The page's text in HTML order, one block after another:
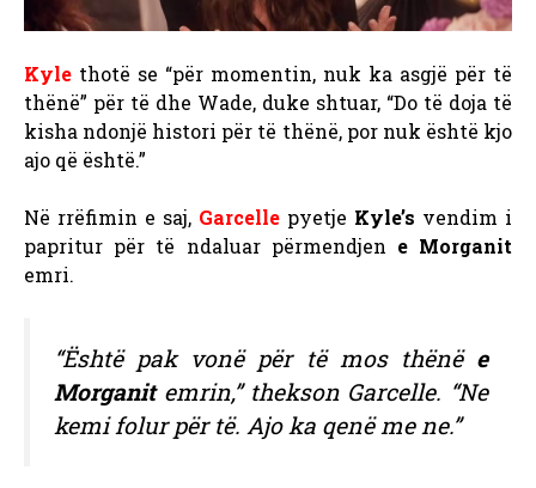
Kyle thotë se “për momentin, nuk ka asgjë për të
thënë” për të dhe Wade, duke shtuar, “Do të doja të
kisha ndonjë histori për të thënë, por nuk është kjo
ajo që është.”
Në rrëfimin e saj, Garcelle pyetje Kyle’s vendim i
papritur për të ndaluar përmendjen e Morganit
emri.
“Është pak vonë për të mos thënë e
Morganitemrin,” thekson Garcelle. “Ne
kemi folur për të. Ajo ka qenë me ne.”